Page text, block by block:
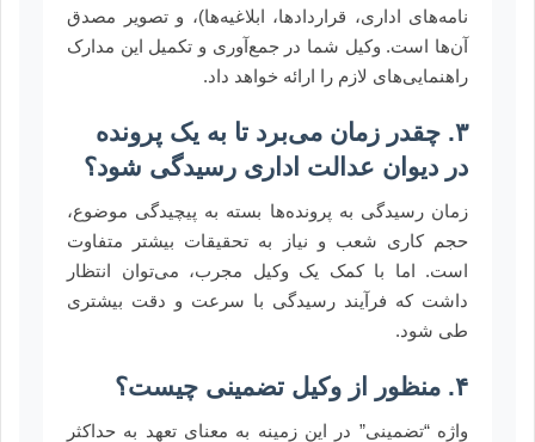
نامه‌های اداری، قراردادها، ابلاغیه‌ها)، و تصویر مصدق
آن‌ها است. وکیل شما در جمع‌آوری و تکمیل این مدارک
راهنمایی‌های لازم را ارائه خواهد داد.
۳. چقدر زمان می‌برد تا به یک پرونده
در دیوان عدالت اداری رسیدگی شود؟
زمان رسیدگی به پرونده‌ها بسته به پیچیدگی موضوع،
حجم کاری شعب و نیاز به تحقیقات بیشتر متفاوت
است. اما با کمک یک وکیل مجرب، می‌توان انتظار
داشت که فرآیند رسیدگی با سرعت و دقت بیشتری
طی شود.
۴. منظور از وکیل تضمینی چیست؟
واژه “تضمینی” در این زمینه به معنای تعهد به حداکثر